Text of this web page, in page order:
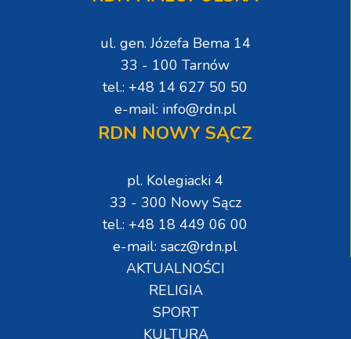
ul. gen. Józefa Bema 14
33 - 100 Tarnów
tel.: +48 14 627 50 50
e-mail: info@rdn.pl
RDN NOWY SĄCZ
pl. Kolegiacki 4
33 - 300 Nowy Sącz
tel.: +48 18 449 06 00
e-mail: sacz@rdn.pl
AKTUALNOŚCI
RELIGIA
SPORT
KULTURA